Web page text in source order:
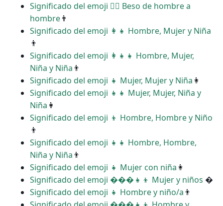
Significado del emoji ‍❤️‍💋‍ Beso de hombre a
hombre👨
Significado del emoji ‍👩‍👧 Hombre, Mujer y Niña
👨
Significado del emoji ‍👩‍👧‍👧 Hombre, Mujer,
Niña y Niña 👨
Significado del emoji ‍‍👧 Mujer, Mujer y Niña 👩
Significado del emoji ‍‍👧‍👧 Mujer, Mujer, Niña y
Niña 👩
Significado del emoji ‍‍👦 Hombre, Hombre y Niño
👨
Significado del emoji ‍‍👧‍👧 Hombre, Hombre,
Niña y Niña 👨
Significado del emoji ‍👧 Mujer con niña 👩
Significado del emoji ���‍👧‍👦 Mujer y niños �
Significado del emoji ‍👧 Hombre y niño/a 👨